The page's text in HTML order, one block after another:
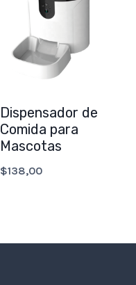
Dispensador de
Comida para
Mascotas
$138,00